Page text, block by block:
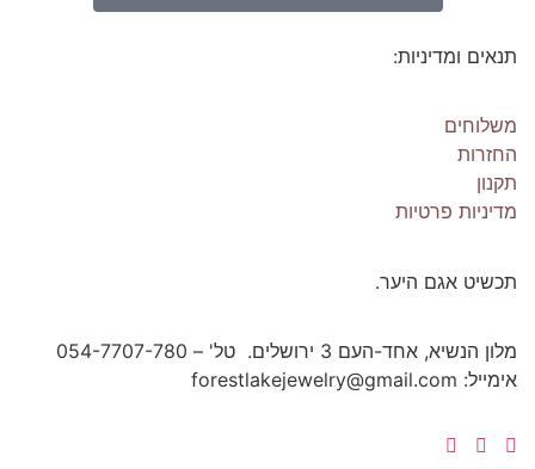
תנאים ומדיניות:
משלוחים
החזרות
תקנון
מדיניות פרטיות
תכשיט אגם היער.
אימייל: forestlakejewelry@gmail.com